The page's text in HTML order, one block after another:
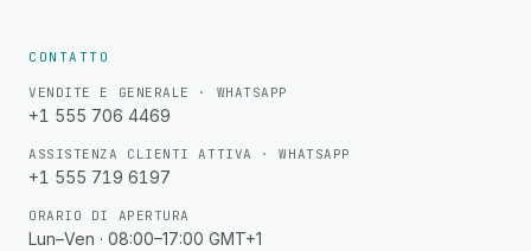
CONTATTO
VENDITE E GENERALE · WHATSAPP
+1 555 706 4469
ASSISTENZA CLIENTI ATTIVA · WHATSAPP
+1 555 719 6197
ORARIO DI APERTURA
Lun–Ven · 08:00–17:00 GMT+1